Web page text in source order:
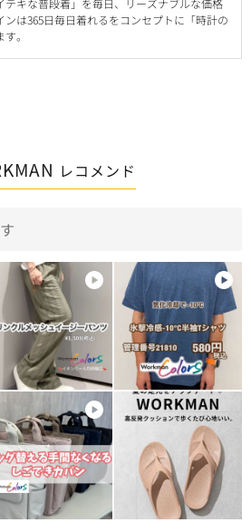
は365日毎日着れるをコンセプトに「時計の
。
レコメンド